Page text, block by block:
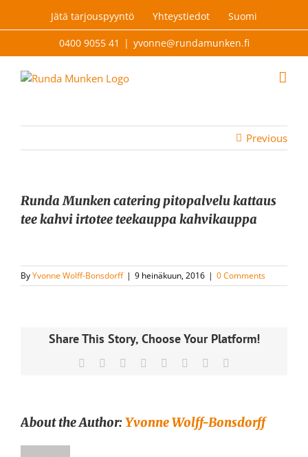
Jätä tarjouspyyntö Yhteystiedot Suomi
0400 9055 41 | yvonne@rundamunken.fi
Previous
Runda Munken catering pitopalvelu kattaus
tee kahvi irtotee teekauppa kahvikauppa
ByYvonne Wolff-Bonsdorff | 9 heinäkuun, 2016 | 0 Comments
Share This Story, Choose Your Platform!
Facebook Reddit LinkedIn
TumblrPinterest
About the Author:Yvonne Wolff-Bonsdorff